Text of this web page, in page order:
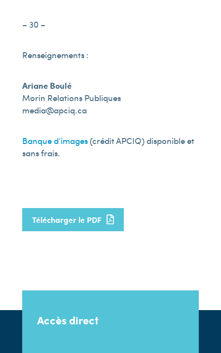
– 30 –
Renseignements :
Ariane Boulé
Morin Relations Publiques
media@apciq.ca
Banque d’images(crédit APCIQ) disponible et
sans frais.
Télécharger le PDF
Accès direct